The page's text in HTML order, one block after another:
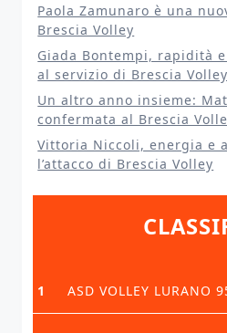
Paola Zamunaro è una
Brescia Volley
Giada Bontempi, rapidità
al servizio di Brescia Volley
Un altro anno insieme:
confermata al Brescia
Vittoria Niccoli, energia e
l’attacco di Brescia Volley
1 ASD VOLLEY LURANO